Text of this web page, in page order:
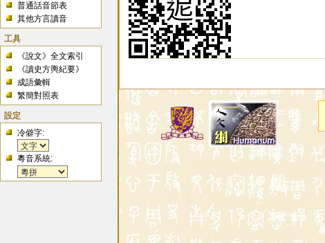
普通話音節表
其他方言讀音
工具
《說文》全文索引
《讀史方輿紀要》
成語彙輯
繁簡對照表
設定
冷僻字:
粵音系統: